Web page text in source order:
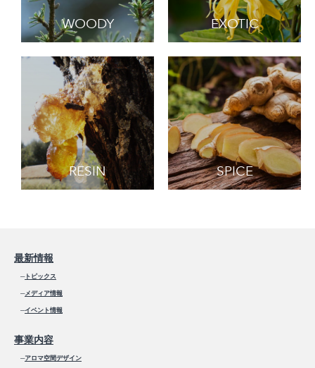
■グッズ基材
GIFT BOX
BASE
■名入れギフト
■mini aroma kit
WOODY EXOTIC
RESIN SPICE
最新情報
─トピックス
─メディア情報
─イベント情報
事業内容
─アロマ空間デザイン